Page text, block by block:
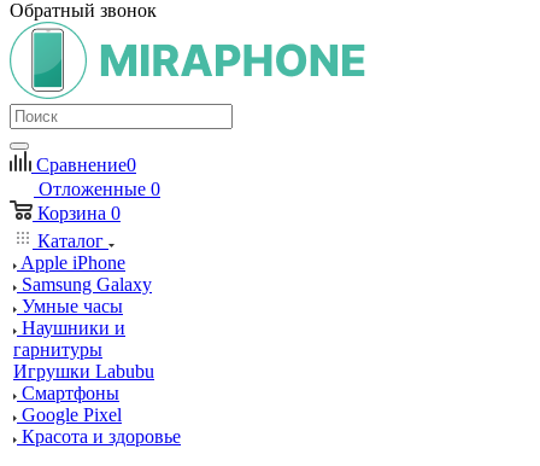
Обратный звонок
Сравнение0
Отложенные 0
Корзина 0
Каталог
Apple iPhone
Samsung Galaxy
Умные часы
Наушники и
гарнитуры
Игрушки Labubu
Смартфоны
Google Pixel
Красота и здоровье